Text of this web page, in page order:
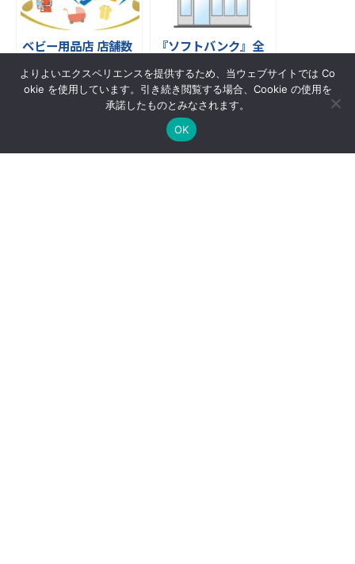
ベビー用品店 店舗数
『ソフトバンク』全
よりよいエクスペリエンスを提供するため、当ウェブサイトでは Co
okie を使用しています。引き続き閲覧する場合、Cookie の使用を
承諾したものとみなされます。
OK